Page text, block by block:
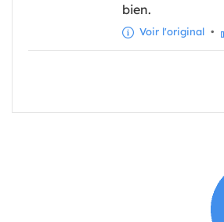
bien.
Voir l'original •